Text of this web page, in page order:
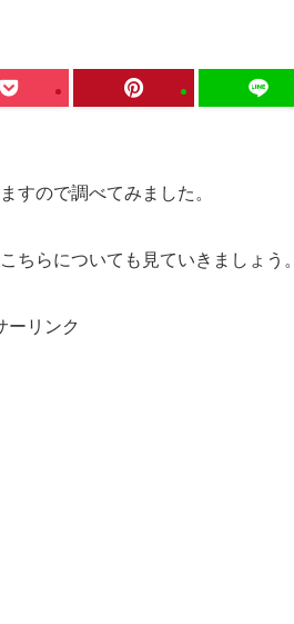
すので調べてみました。
ちらについても見ていきましょう。
ーリンク